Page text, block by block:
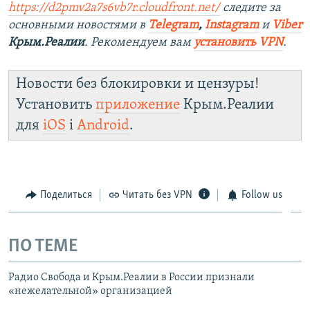
https://d2pmv2a7s6vb7r.cloudfront.net/ следите за
основными новостями в Telegram, Instagramи Viber
Крым.Реалии. Рекомендуем вам установить VPN.
Новости без блокировки и цензуры!
Установить приложение Крым.Реалии
для iOS і Android.
Поделиться Читать без VPN Follow us
ПО ТЕМЕ
Радио Свобода и Крым.Реалии в России признали
«нежелательной» организацией